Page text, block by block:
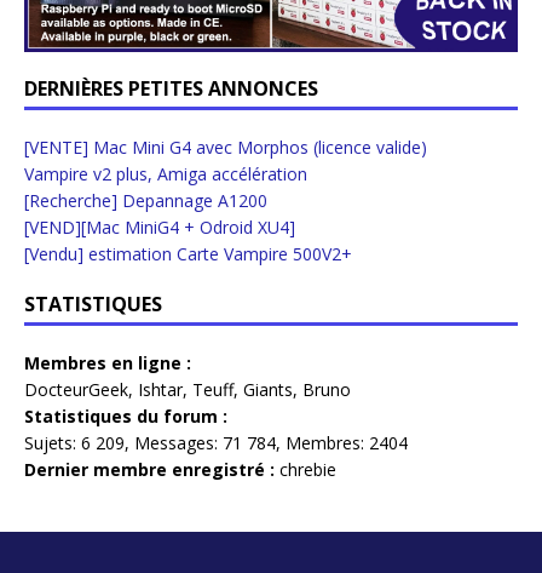
DERNIÈRES PETITES ANNONCES
[VENTE] Mac Mini G4 avec Morphos (licence valide)
Vampire v2 plus, Amiga accélération
[Recherche] Depannage A1200
[VEND][Mac MiniG4 + Odroid XU4]
[Vendu] estimation Carte Vampire 500V2+
STATISTIQUES
Membres en ligne :
DocteurGeek, Ishtar, Teuff, Giants, Bruno
Statistiques du forum :
Sujets: 6 209, Messages: 71 784, Membres: 2404
Dernier membre enregistré : chrebie